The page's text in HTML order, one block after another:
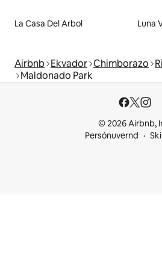
La Casa Del Arbol Luna
Airbnb Ekvador Chimborazo
Maldonado Park
© 2026 Airbnb,
Persónuvernd